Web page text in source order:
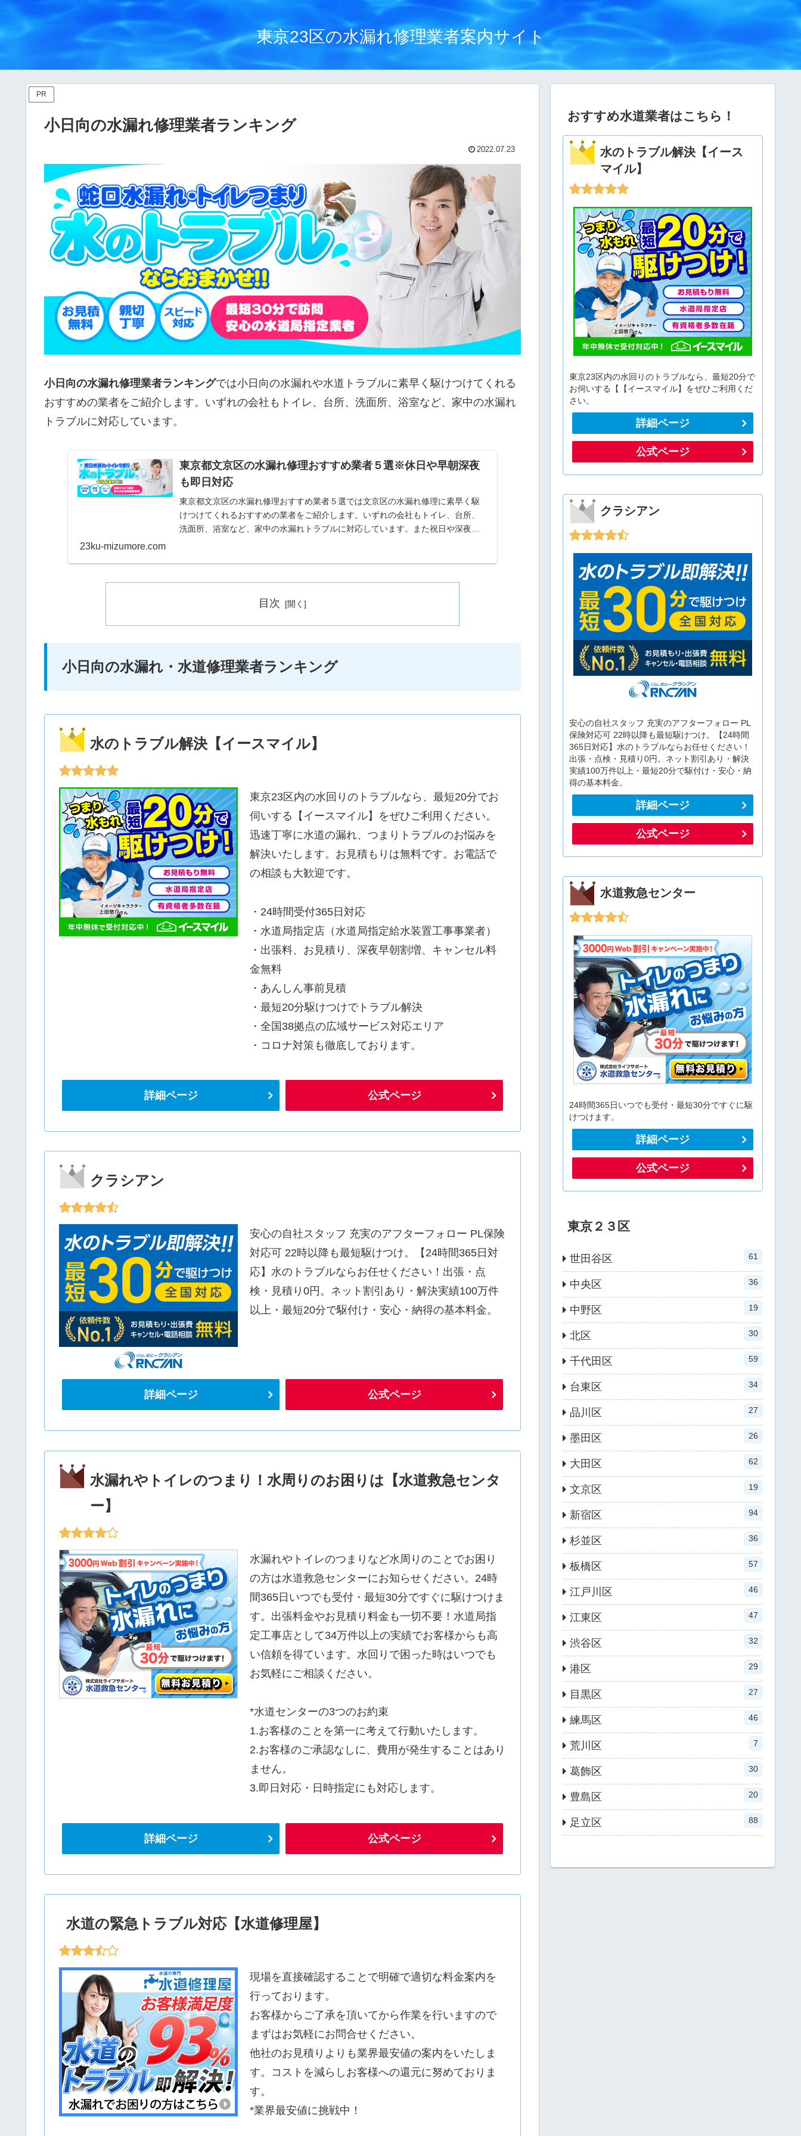
東京23区の水漏れ修理業者案内サイト
PR
小日向の水漏れ修理業者ランキング
2022.07.23
小日向の水漏れ修理業者ランキングでは小日向の水漏れや水道トラブルに素早く駆けつけてくれる
おすすめの業者をご紹介します。いずれの会社もトイレ、台所、洗面所、浴室など、家中の水漏れ
トラブルに対応しています。
東京都文京区の水漏れ修理おすすめ業者５選※休日や早朝深夜
も即日対応
東京都文京区の水漏れ修理おすすめ業者５選では文京区の水漏れ修理に素早く駆
けつけてくれるおすすめの業者をご紹介します。いずれの会社もトイレ、台所、
洗面所、浴室など、家中の水漏れトラブルに対応しています。また祝日や深夜、
23ku-mizumore.com
目次
小日向の水漏れ・水道修理業者ランキング
水のトラブル解決【イースマイル】
東京23区内の水回りのトラブルなら、最短20分でお
伺いする【イースマイル】をぜひご利用ください。
迅速丁寧に水道の漏れ、つまりトラブルのお悩みを
解決いたします。お見積もりは無料です。お電話で
の相談も大歓迎です。
・24時間受付365日対応
・水道局指定店（水道局指定給水装置工事事業者）
・出張料、お見積り、深夜早朝割増、キャンセル料
金無料
・あんしん事前見積
・最短20分駆けつけでトラブル解決
・全国38拠点の広域サービス対応エリア
・コロナ対策も徹底しております。
詳細ページ 公式ページ
クラシアン
安心の自社スタッフ 充実のアフターフォロー PL保険
対応可 22時以降も最短駆けつけ。【24時間365日対
応】水のトラブルならお任せください！出張・点
検・見積り0円。ネット割引あり・解決実績100万件
以上・最短20分で駆付け・安心・納得の基本料金。
詳細ページ 公式ページ
水漏れやトイレのつまり！水周りのお困りは【水道救急センタ
ー】
水漏れやトイレのつまりなど水周りのことでお困り
の方は水道救急センターにお知らせください。24時
間365日いつでも受付・最短30分ですぐに駆けつけま
す。出張料金やお見積り料金も一切不要！水道局指
定工事店として34万件以上の実績でお客様からも高
い信頼を得ています。水回りで困った時はいつでも
お気軽にご相談ください。
*水道センターの3つのお約束
1.お客様のことを第一に考えて行動いたします。
2.お客様のご承認なしに、費用が発生することはあり
ません。
3.即日対応・日時指定にも対応します。
詳細ページ 公式ページ
水道の緊急トラブル対応【水道修理屋】
現場を直接確認することで明確で適切な料金案内を
行っております。
お客様からご了承を頂いてから作業を行いますので
まずはお気軽にお問合せください。
他社のお見積りよりも業界最安値の案内をいたしま
す。コストを減らしお客様への還元に努めておりま
す。
*業界最安値に挑戦中！
おすすめ水道業者はこちら！
水のトラブル解決【イース
マイル】
東京23区内の水回りのトラブルなら、最短20分で
お伺いする【【イースマイル】をぜひご利用くだ
さい。
詳細ページ
公式ページ
クラシアン
安心の自社スタッフ 充実のアフターフォロー PL
保険対応可 22時以降も最短駆けつけ。【24時間
365日対応】水のトラブルならお任せください！
出張・点検・見積り0円。ネット割引あり・解決
実績100万件以上・最短20分で駆付け・安心・納
得の基本料金。
詳細ページ
公式ページ
水道救急センター
24時間365日いつでも受付・最短30分ですぐに駆
けつけます。
詳細ページ
公式ページ
東京２３区
世田谷区 61
中央区 36
中野区 19
北区 30
千代田区 59
台東区 34
品川区 27
墨田区 26
大田区 62
文京区 19
新宿区 94
杉並区 36
板橋区 57
江戸川区 46
江東区 47
渋谷区 32
港区 29
目黒区 27
練馬区 46
荒川区 7
葛飾区 30
豊島区 20
足立区 88